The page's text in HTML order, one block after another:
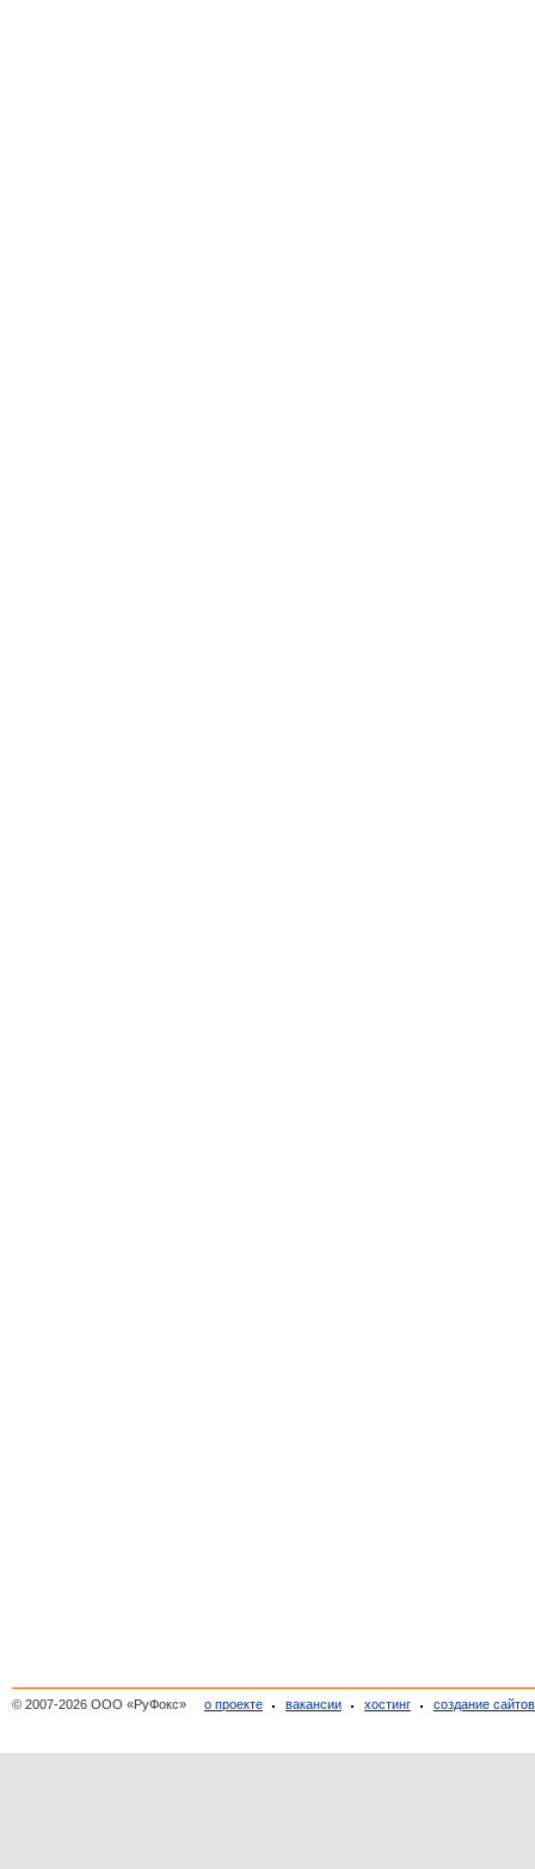
© 2007-2026 ООО «РуФокс» о проекте вакансии хостинг создание сайтов